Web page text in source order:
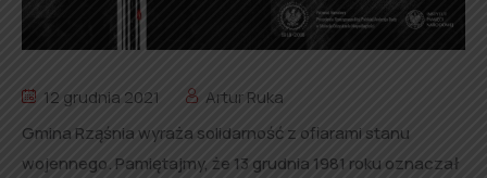
12 grudnia 2021
Artur Ruka
Gmina Rząśnia wyraża solidarność z ofiarami stanu
wojennego. Pamiętajmy, że 13 grudnia 1981 roku oznaczał